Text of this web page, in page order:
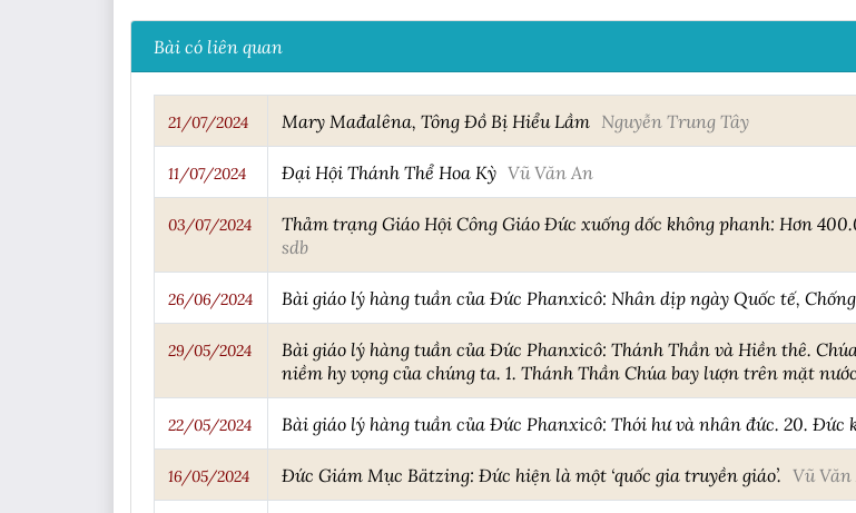
Bài có liên quan
21/07/2024 Mary Mađalêna, Tông Đồ Bị Hiểu Lầm Nguyễn Trung Tây
11/07/2024 Đại Hội Thánh Thể Hoa Kỳ Vũ Văn An
03/07/2024 Thảm trạng Giáo Hội Công Giáo Đức xuống dốc không phanh: Hơn
sdb
26/06/2024 Bài giáo lý hàng tuần của Đức Phanxicô: Nhân dịp ngày Quốc tế,
29/05/2024
Bài giáo lý hàng tuần của Đức Phanxicô: Thánh Thần và Hiền thê.
niềm hy vọng của chúng ta. 1. Thánh Thần Chúa bay lượn trên mặt nước
22/05/2024 Bài giáo lý hàng tuần của Đức Phanxicô: Thói hư và nhân đức. 20. Đức
16/05/2024 Đức Giám Mục Bätzing: Đức hiện là một ‘quốc gia truyền giáo’. Vũ Văn